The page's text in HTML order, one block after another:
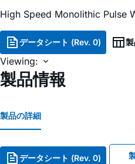
High Speed Monolithic Pulse
データシート (Rev. 0)
Viewing:
製品情報
製品の詳細
データシート (Rev. 0)